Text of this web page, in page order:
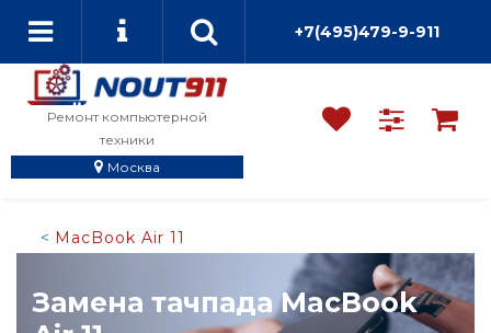
+7(495)479-9-911
Ремонт компьютерной
техники
Москва
MacBook Air 11
Замена тачпада MacBook